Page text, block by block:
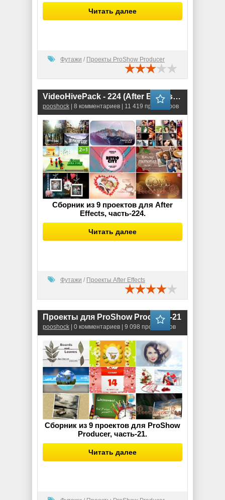
Читать далее
Футажи / Проекты ProShow Producer
VideoHivePack - 224 (After Effects Projects Pack)
pooshock | 8 комментариев | 11 419 просмотров
Сборник из 9 проектов для After
Effects, часть-224.
Читать далее
Футажи / Проекты After Effects
Проекты для ProShow Producer-21
pooshock | 0 комментариев | 9 098 просмотров
Сборник из 9 проектов для ProShow
Producer, часть-21.
Читать далее